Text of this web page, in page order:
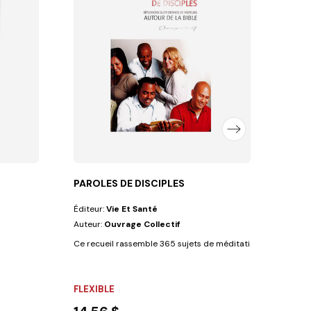
PAROLES DE DISCIPLES
Éditeur:Vie Et Santé
Auteur: Ouvrage Collectif
Ce recueil rassemble 365 sujets de méditation nés de la
FLEXIBLE